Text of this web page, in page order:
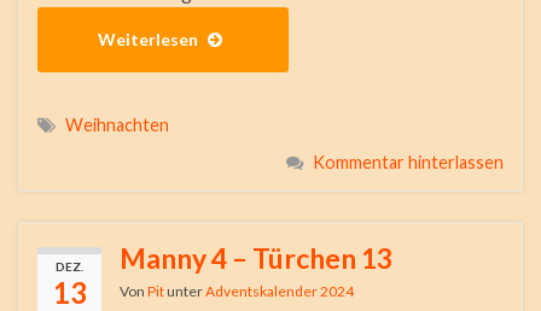
Weiterlesen
Weihnachten
Kommentar hinterlassen
DEZ.
13
Manny 4 – Türchen 13
Von PitunterAdventskalender 2024